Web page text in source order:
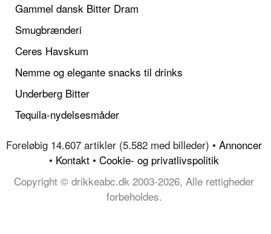
Gammel dansk Bitter Dram
Smugbrænderi
Ceres Havskum
Nemme og elegante snacks til drinks
Underberg Bitter
Tequila-nydelsesmåder
Foreløbig 14.607 artikler (5.582 med billeder) • Annoncer
• Kontakt • Cookie- og privatlivspolitik
Copyright © drikkeabc.dk 2003-2026, Alle rettigheder
forbeholdes.